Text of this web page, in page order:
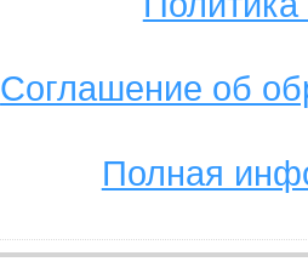
Соглашение об
Полная